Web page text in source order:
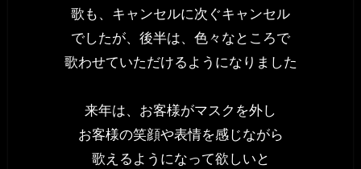
歌も、キャンセルに次ぐキャンセル
でしたが、後半は、色々なところで
歌わせていただけるようになりました
来年は、お客様がマスクを外し
お客様の笑顔や表情を感じながら
歌えるようになって欲しいと